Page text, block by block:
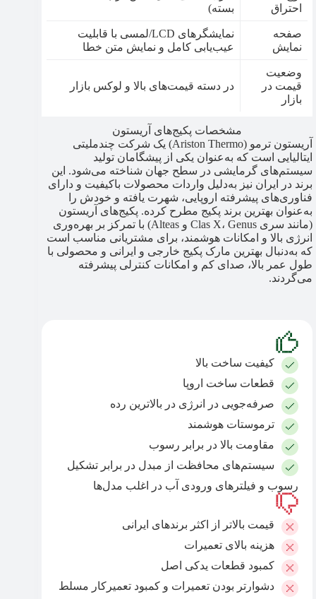
احتراق
بسته)
صفحه
نمایش
نمایشگرهای LCD/لمسی با قابلیت
عیب‌یابی کامل و نمایش متن خطا
وضعیت
قیمت در
بازار
در دسته قیمت‌های بالا و لوکس بازار
مشخصات پکیج‌های آریستون
آریستون ترمو (Ariston Thermo) یک شرکت چندملیتی
ایتالیایی است که به‌عنوان یکی از پیشگامان تولید
سیستم‌های گرمایشی در سطح جهان شناخته می‌شود. این
برند در ایران نیز به‌دلیل واردات محصولات باکیفیت و دارای
فناوری‌های پیشرفته اروپایی، شهرت یافته و خودش را
به‌عنوان بهترین برند پکیج مطرح کرده. پکیج‌های آریستون
(مانند سری Clas X، Genus و Alteas) با تمرکز بر بهره‌وری
انرژی بالا و امکانات هوشمند، برای مشتریانی مناسب است
که به‌دنبال بهترین مارک پکیج خارجی و ایرانی و محصولی با
طول عمر بالا، صدای کم و امکانات کنترلی پیشرفته
می‌گردند.
کیفیت ساخت بالا
قطعات ساخت اروپا
صرفه‌جویی در انرژی در بالاترین رده
ترموستات هوشمند
مقاومت بالا در برابر رسوب
سیستم‌های محافظت از مبدل در برابر تشکیل
رسوب و فیلترهای ورودی آب در اغلب مدل‌ها
قیمت بالاتر از اکثر برندهای ایرانی
هزینه بالای تعمیرات
کمبود قطعات یدکی اصل
دشوارتر بودن تعمیرات و کمبود تعمیرکار مسلط